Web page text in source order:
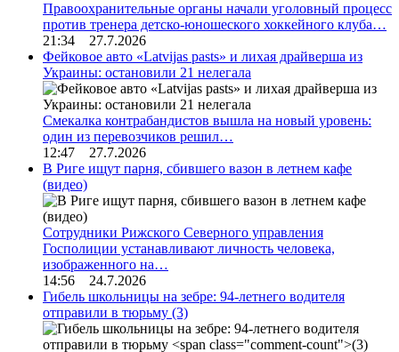
Правоохранительные органы начали уголовный процесс
против тренера детско-юношеского хоккейного клуба…
21:34 27.7.2026
Фейковое авто «Latvijas pasts» и лихая драйверша из
Украины: остановили 21 нелегала
Смекалка контрабандистов вышла на новый уровень:
один из перевозчиков решил…
12:47 27.7.2026
В Риге ищут парня, сбившего вазон в летнем кафе
(видео)
Сотрудники Рижского Северного управления
Госполиции устанавливают личность человека,
изображенного на…
14:56 24.7.2026
Гибель школьницы на зебре: 94-летнего водителя
отправили в тюрьму (3)